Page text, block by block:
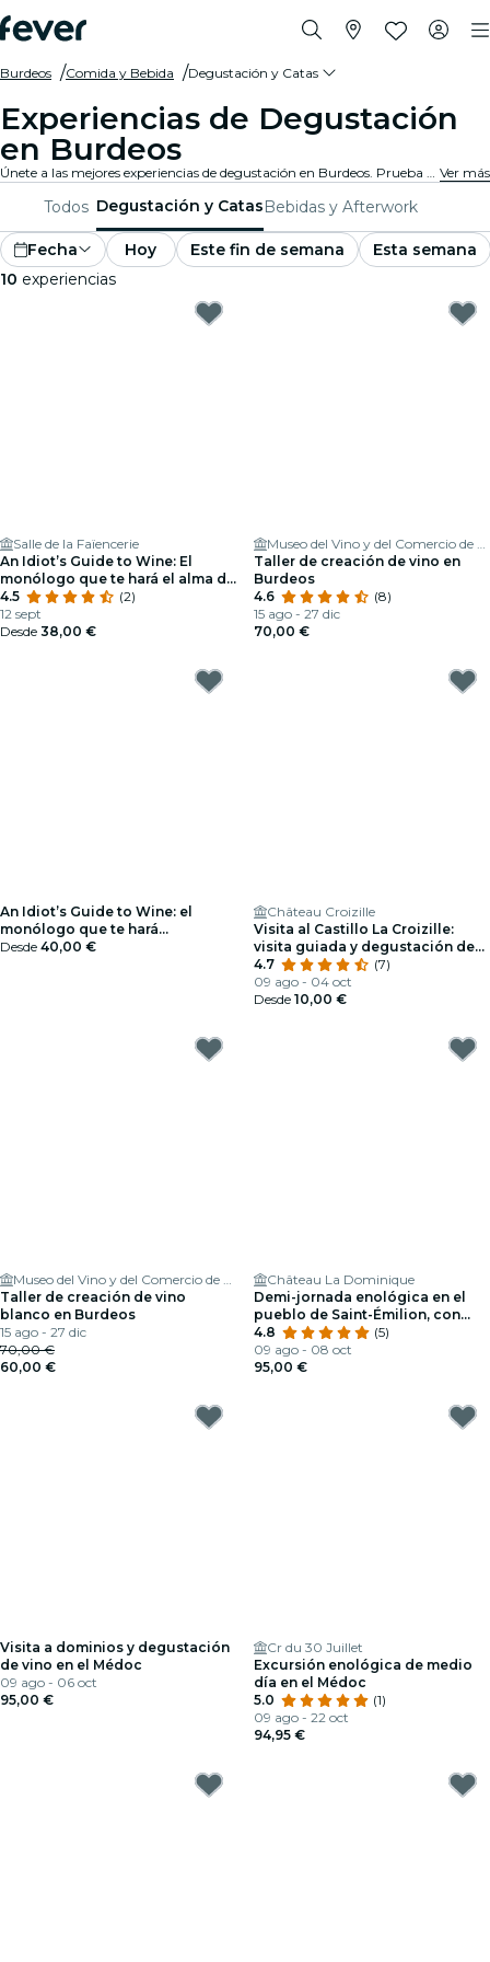
Burdeos Comida y Bebida Degustación y Catas
Experiencias de Degustación
en Burdeos
Únete a las mejores experiencias de degustación en Burdeos. Prueba vinos, cervezas artesanales o comida gourmet mientras aprendes de los expertos. Ver más
Todos Degustación y CatasBebidas y Afterwork
Fecha Hoy Este fin de semana
Esta semana
10 experiencias
Salle de la Faïencerie
An Idiot’s Guide to Wine: El
monólogo que te hará el alma de
la fiesta
4.5
(2)
12 sept
Desde 38,00 €
Museo del Vino y del Comercio de Burdeos
Taller de creación de vino en
Burdeos
4.6
(8)
15 ago - 27 dic
70,00 €
An Idiot’s Guide to Wine: el
monólogo que te hará
interesante en una noche de
Desde 40,00 €
Château Croizille
Visita al Castillo La Croizille:
visita guiada y degustación de
vino
4.7
(7)
09 ago - 04 oct
Desde 10,00 €
Museo del Vino y del Comercio de Burdeos
Taller de creación de vino
blanco en Burdeos
15 ago - 27 dic
70,00 €
60,00 €
Château La Dominique
Demi-jornada enológica en el
pueblo de Saint-Émilion, con
salida desde Burdeos
4.8
(5)
09 ago - 08 oct
95,00 €
Visita a dominios y degustación
de vino en el Médoc
09 ago - 06 oct
95,00 €
Cr du 30 Juillet
Excursión enológica de medio
día en el Médoc
5.0
(1)
09 ago - 22 oct
94,95 €